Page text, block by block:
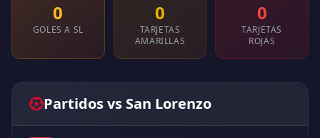
0
GOLES A SL
0
TARJETAS
AMARILLAS
0
TARJETAS
ROJAS
Partidos vs San Lorenzo